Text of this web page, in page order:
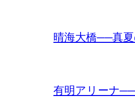
晴海大橋──真
有明アリーナ